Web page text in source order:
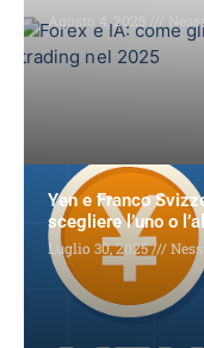
Agosto 4, 2025
Yen e Franco
scegliere l’uno o
Luglio 30, 2025